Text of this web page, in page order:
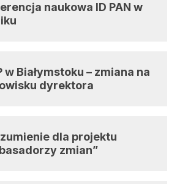
naukowa ID PAN w
w Białymstoku – zmiana na
dyrektora
dla projektu
zmian”